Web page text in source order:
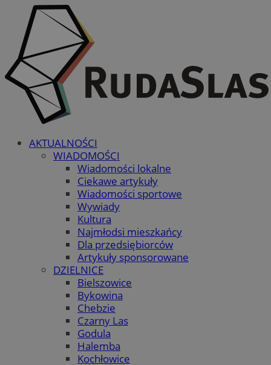
AKTUALNOŚCI
WIADOMOŚCI
Wiadomości lokalne
Ciekawe artykuły
Wiadomości sportowe
Wywiady
Kultura
Najmłodsi mieszkańcy
Dla przedsiębiorców
Artykuły sponsorowane
DZIELNICE
Bielszowice
Bykowina
Chebzie
Czarny Las
Godula
Halemba
Kochłowice